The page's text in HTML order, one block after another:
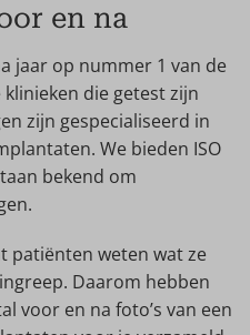
en na
jaar op nummer 1 van de
die getest zijn
zijn gespecialiseerd in
We bieden ISO
bekend om
patiënten weten wat ze
Daarom hebben
voor en na foto’s van een